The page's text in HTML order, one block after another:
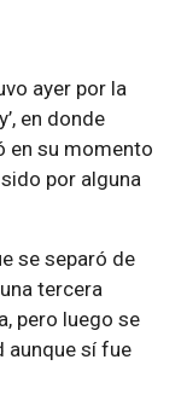
ayer por la
en donde
en su momento
por alguna
se separó de
tercera
pero luego se
aunque sí fue